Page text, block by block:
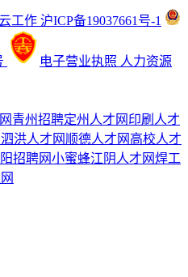
工作 沪ICP备19037661号-1
电子营业执照 人力资源
青州招聘定州人才网 印刷人才
泗洪人才网 顺德人才网 高校人才
招聘网小蜜蜂江阴人才网焊工